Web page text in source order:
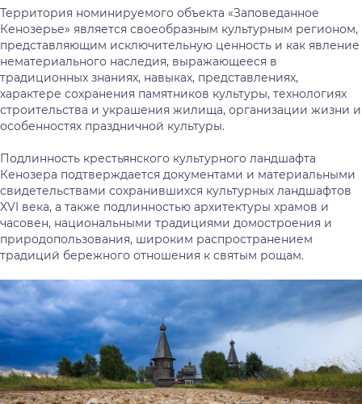
Территория номинируемого объекта «Заповеданное
Кенозерье» является своеобразным культурным регионом,
представляющим исключительную ценность и как явление
нематериального наследия, выражающееся в
традиционных знаниях, навыках, представлениях,
характере сохранения памятников культуры, технологиях
строительства и украшения жилища, организации жизни и
особенностях праздничной культуры.
Подлинность крестьянского культурного ландшафта
Кенозера подтверждается документами и материальными
свидетельствами сохранившихся культурных ландшафтов
XVI века, а также подлинностью архитектуры храмов и
часовен, национальными традициями домостроения и
природопользования, широким распространением
традиций бережного отношения к святым рощам.